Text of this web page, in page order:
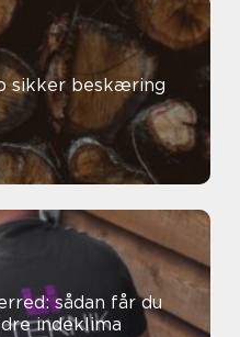
sådan får du
indeklima